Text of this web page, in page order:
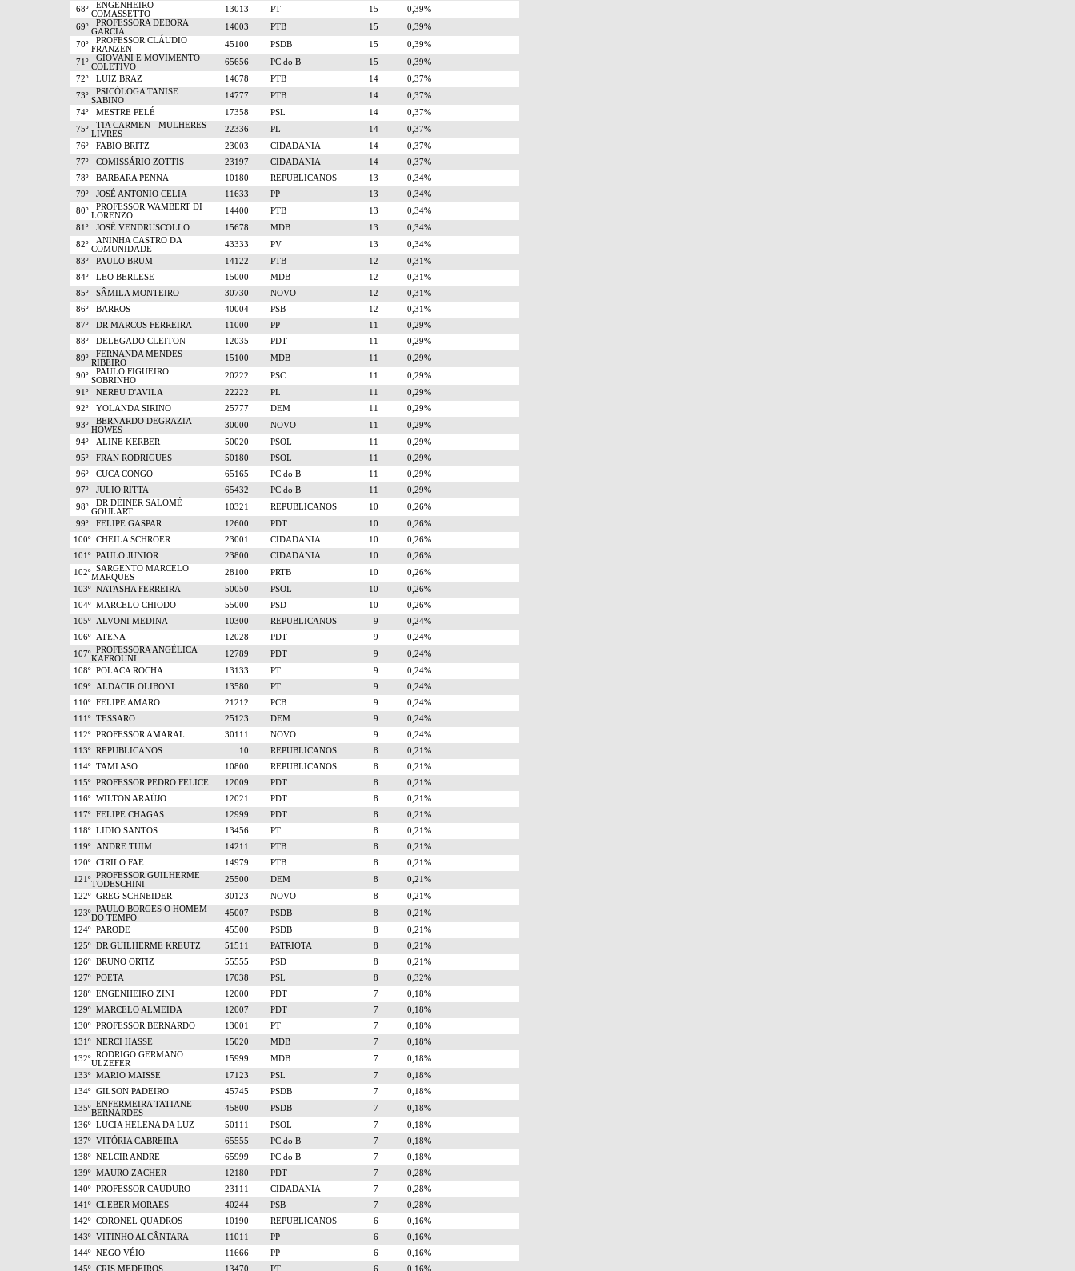
68º
ENGENHEIRO
COMASSETTO
13013 PT 15
0,39%
69º
PROFESSORA DEBORA
GARCIA
14003 PTB 15
0,39%
70º
PROFESSOR CLÁUDIO
FRANZEN
45100 PSDB 15
0,39%
71º
GIOVANI E MOVIMENTO
COLETIVO
65656 PC do B 15
0,39%
72º
LUIZ BRAZ 14678 PTB 14
0,37%
73º
PSICÓLOGA TANISE
SABINO
14777 PTB 14
0,37%
74º
MESTRE PELÉ 17358 PSL 14
0,37%
75º
TIA CARMEN - MULHERES
LIVRES
22336 PL 14
0,37%
76º
FABIO BRITZ 23003 CIDADANIA 14
0,37%
77º
COMISSÁRIO ZOTTIS 23197 CIDADANIA 14
0,37%
78º
BARBARA PENNA 10180 REPUBLICANOS 13
0,34%
79º
JOSÉ ANTONIO CELIA 11633 PP 13
0,34%
80º
PROFESSOR WAMBERT DI
LORENZO
14400 PTB 13
0,34%
81º
JOSÉ VENDRUSCOLLO 15678 MDB 13
0,34%
82º
ANINHA CASTRO DA
COMUNIDADE
43333 PV 13
0,34%
83º
PAULO BRUM 14122 PTB 12
0,31%
84º
LEO BERLESE 15000 MDB 12
0,31%
85º
SÂMILA MONTEIRO 30730 NOVO 12
0,31%
86º
BARROS 40004 PSB 12
0,31%
87º
DR MARCOS FERREIRA 11000 PP 11
0,29%
88º
DELEGADO CLEITON 12035 PDT 11
0,29%
89º
FERNANDA MENDES
RIBEIRO
15100 MDB 11
0,29%
90º
PAULO FIGUEIRO
SOBRINHO
20222 PSC 11
0,29%
91º
NEREU D'AVILA 22222 PL 11
0,29%
92º
YOLANDA SIRINO 25777 DEM 11
0,29%
93º
BERNARDO DEGRAZIA
HOWES
30000 NOVO 11
0,29%
94º
ALINE KERBER 50020 PSOL 11
0,29%
95º
FRAN RODRIGUES 50180 PSOL 11
0,29%
96º
CUCA CONGO 65165 PC do B 11
0,29%
97º
JULIO RITTA 65432 PC do B 11
0,29%
98º
DR DEINER SALOMÉ
GOULART
10321 REPUBLICANOS 10
0,26%
99º
FELIPE GASPAR 12600 PDT 10
0,26%
100º CHEILA SCHROER 23001 CIDADANIA 10
0,26%
101º PAULO JUNIOR 23800 CIDADANIA 10
0,26%
102º SARGENTO MARCELO
MARQUES
28100 PRTB 10
0,26%
103º NATASHA FERREIRA 50050 PSOL 10
0,26%
104º MARCELO CHIODO 55000 PSD 10
0,26%
105º ALVONI MEDINA 10300 REPUBLICANOS 9
0,24%
106º ATENA 12028 PDT 9
0,24%
107º PROFESSORA ANGÉLICA
KAFROUNI
12789 PDT 9
0,24%
108º POLACA ROCHA 13133 PT 9
0,24%
109º ALDACIR OLIBONI 13580 PT 9
0,24%
110º FELIPE AMARO 21212 PCB 9
0,24%
111º TESSARO 25123 DEM 9
0,24%
112º PROFESSOR AMARAL 30111 NOVO 9
0,24%
113º REPUBLICANOS 10 REPUBLICANOS 8
0,21%
114º TAMI ASO 10800 REPUBLICANOS 8
0,21%
115º PROFESSOR PEDRO FELICE 12009 PDT 8
0,21%
116º WILTON ARAÚJO 12021 PDT 8
0,21%
117º FELIPE CHAGAS 12999 PDT 8
0,21%
118º LIDIO SANTOS 13456 PT 8
0,21%
119º ANDRE TUIM 14211 PTB 8
0,21%
120º CIRILO FAE 14979 PTB 8
0,21%
121º PROFESSOR GUILHERME
TODESCHINI
25500 DEM 8
0,21%
122º GREG SCHNEIDER 30123 NOVO 8
0,21%
123º PAULO BORGES O HOMEM
DO TEMPO
45007 PSDB 8
0,21%
124º PARODE 45500 PSDB 8
0,21%
125º DR GUILHERME KREUTZ 51511 PATRIOTA 8
0,21%
126º BRUNO ORTIZ 55555 PSD 8
0,21%
127º POETA 17038 PSL 8
0,32%
128º ENGENHEIRO ZINI 12000 PDT 7
0,18%
129º MARCELO ALMEIDA 12007 PDT 7
0,18%
130º PROFESSOR BERNARDO 13001 PT 7
0,18%
131º NERCI HASSE 15020 MDB 7
0,18%
132º RODRIGO GERMANO
ULZEFER
15999 MDB 7
0,18%
133º MARIO MAISSE 17123 PSL 7
0,18%
134º GILSON PADEIRO 45745 PSDB 7
0,18%
135º ENFERMEIRA TATIANE
BERNARDES
45800 PSDB 7
0,18%
136º LUCIA HELENA DA LUZ 50111 PSOL 7
0,18%
137º VITÓRIA CABREIRA 65555 PC do B 7
0,18%
138º NELCIR ANDRE 65999 PC do B 7
0,18%
139º MAURO ZACHER 12180 PDT 7
0,28%
140º PROFESSOR CAUDURO 23111 CIDADANIA 7
0,28%
141º CLEBER MORAES 40244 PSB 7
0,28%
142º CORONEL QUADROS 10190 REPUBLICANOS 6
0,16%
143º VITINHO ALCÂNTARA 11011 PP 6
0,16%
144º NEGO VÉIO 11666 PP 6
0,16%
145º CRIS MEDEIROS 13470 PT 6 0,16%